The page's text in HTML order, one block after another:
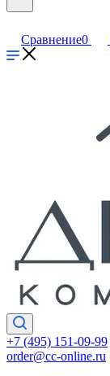
Сравнение0
+7 (495) 151-09-99
order@cc-online.ru